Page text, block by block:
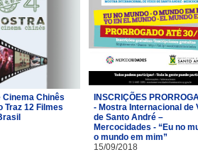
Cinema Chinês
Traz 12 Filmes
INSCRIÇÕES
- Mostra Internacional de
de Santo André –
Mercocidades - “Eu no
o mundo em mim”
15/09/2018